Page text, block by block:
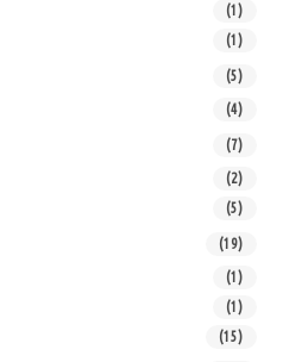
(1)
(1)
(5)
(4)
(7)
(2)
(5)
(19)
(1)
(1)
(15)